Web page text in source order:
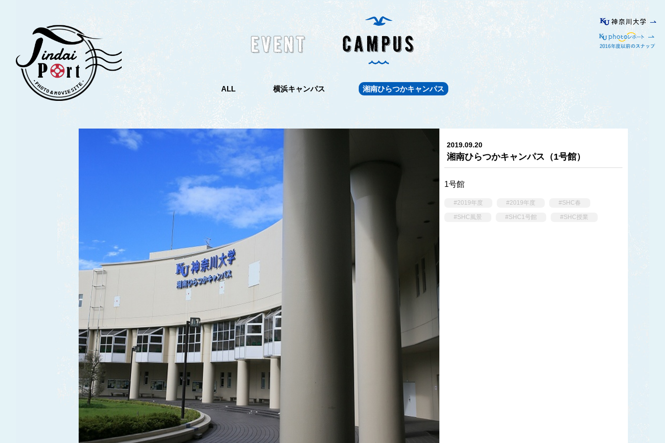
ALL 横浜キャンパス 湘南ひらつかキャンパス
2019.09.20
湘南ひらつかキャンパス（1号館）
1号館
#2019年度 #2019年度 #SHC春
#SHC風景 #SHC1号館 #SHC授業